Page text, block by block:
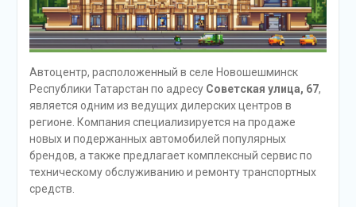
Автоцентр, расположенный в селе Новошешминск
Республики Татарстан по адресу Советская улица, 67,
является одним из ведущих дилерских центров в
регионе. Компания специализируется на продаже
новых и подержанных автомобилей популярных
брендов, а также предлагает комплексный сервис по
техническому обслуживанию и ремонту транспортных
средств.